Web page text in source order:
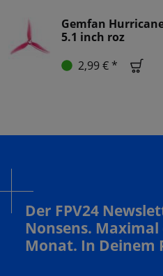
Gemfan
5.1 inch roz
2,99 € *
Der FPV24
Nonsens.
Monat. In Deinem